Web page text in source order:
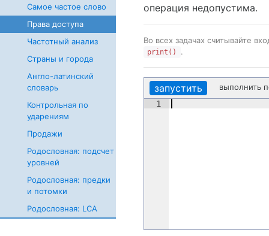
Самое частое слово
Права доступа
Частотный анализ
Страны и города
Англо-латинский
словарь
Контрольная по
ударениям
Продажи
Родословная: подсчет
уровней
Родословная: предки
и потомки
Родословная: LCA
операция недопустима.
Во всех задачах считывайте
print() .
запустить
выполнить
1